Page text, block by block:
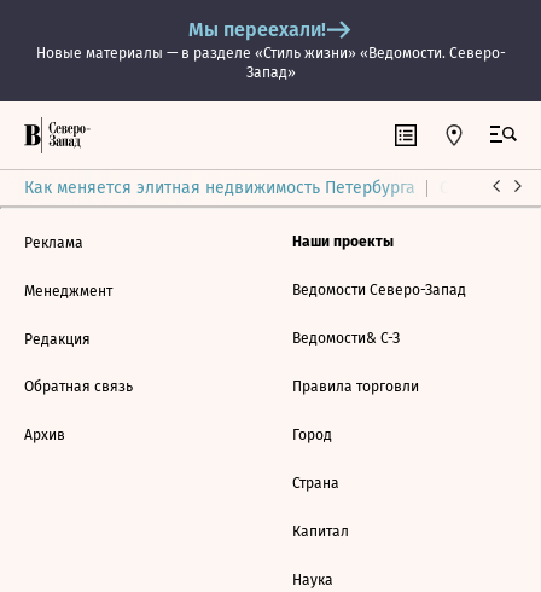
Мы переехали!
Новые материалы — в разделе «Стиль жизни» «Ведомости. Северо-
Запад»
Как меняется элитная недвижимость Петербурга Ситуация
Реклама
Менеджмент
Редакция
Обратная связь
Архив
Наши проекты
Ведомости Северо-Запад
Ведомости& С-З
Правила торговли
Город
Страна
Капитал
Наука